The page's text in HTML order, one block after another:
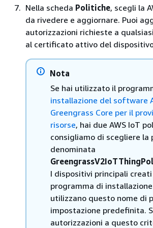
Nella scheda Politiche, scegli la
da rivedere e aggiornare. Puoi
autorizzazioni richieste a
al certificato attivo del
Nota
Se hai utilizzato il
installazione del software
Greengrass Core per il
risorse, hai due AWS IoT
consigliamo di scegliere la
denominata
I dispositivi principali
programma di
utilizzano questo nome di
impostazione predefinita.
autorizzazioni a questo